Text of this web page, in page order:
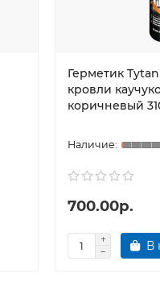
Герметик
кровли
коричневый
700.00р.
В